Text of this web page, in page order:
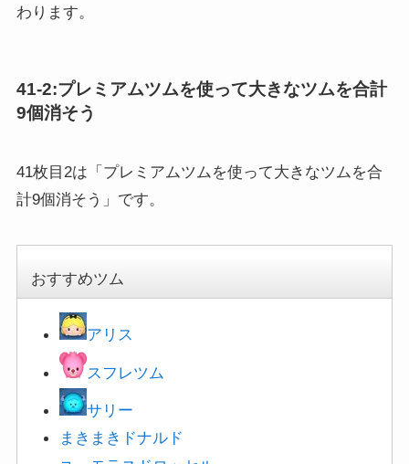
わります。
41-2:プレミアムツムを使って大きなツムを合計
9個消そう
41枚目2は「プレミアムツムを使って大きなツムを合
計9個消そう」です。
おすすめツム
アリス
スフレツム
サリー
まきまきドナルド